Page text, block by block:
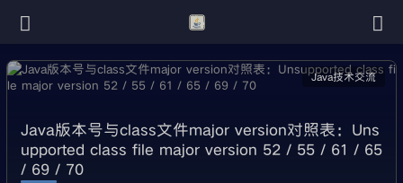
Java技术交流
Java版本号与class文件major version对照表：Uns
upported class file major version 52 / 55 / 61 / 65
/ 69 / 70